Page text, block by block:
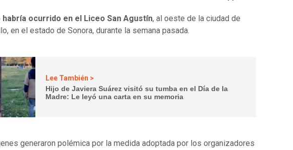
habría ocurrido en el Liceo San Agustín, al oeste de la ciudad de
en el estado de Sonora, durante la semana pasada.
Lee También >
Hijo de Javiera Suárez visitó su tumba en el Día de la
Madre: Le leyó una carta en su memoria
generaron polémica por la medida adoptada por los organizadores